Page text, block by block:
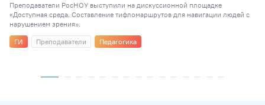
Преподаватели РосНОУ выступили на дискуссионной площадке
«Доступная среда. Составление тифломаршрутов для навигации людей с
нарушением зрения».
ГИ
Преподаватели Педагогика